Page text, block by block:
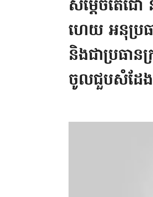
សម្តេចតេជោ
ហេយ អនុប្រធ
និងជាប្រធា
ចូលជួបសំដែងក